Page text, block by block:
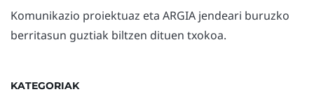
Komunikazio proiektuaz eta ARGIA jendeari buruzko
berritasun guztiak biltzen dituen txokoa.
KATEGORIAK